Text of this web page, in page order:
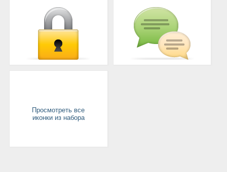
Просмотреть все
иконки из набора